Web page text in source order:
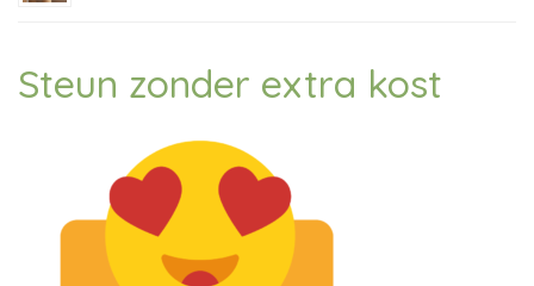
Steun zonder extra kost